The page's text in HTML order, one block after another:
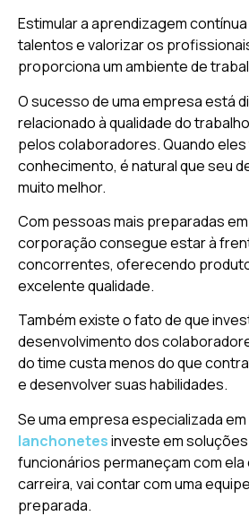
Estimular a aprendizagem
talentos e valorizar os
proporciona um ambiente de
O sucesso de uma empresa está
relacionado à qualidade do
pelos colaboradores. Quando eles
conhecimento, é natural que seu
muito melhor.
Com pessoas mais preparadas
corporação consegue estar à
concorrentes, oferecendo
excelente qualidade.
Também existe o fato de que
desenvolvimento dos
do time custa menos do que
e desenvolver suas habilidades.
Se uma empresa especializada em
lanchonetesinveste em
funcionários permaneçam com ela
carreira, vai contar com uma
preparada.